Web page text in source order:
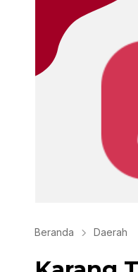
Beranda Daerah